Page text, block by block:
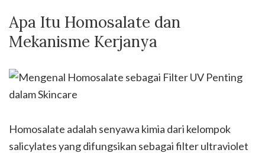
Apa Itu Homosalate dan
Mekanisme Kerjanya
Homosalate adalah senyawa kimia dari kelompok
salicylates yang difungsikan sebagai filter ultraviolet